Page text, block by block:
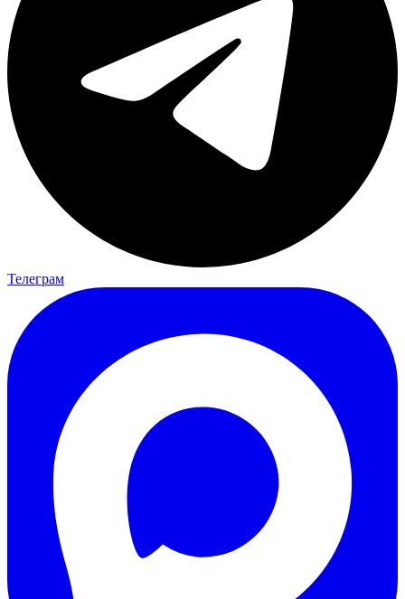
Телеграм